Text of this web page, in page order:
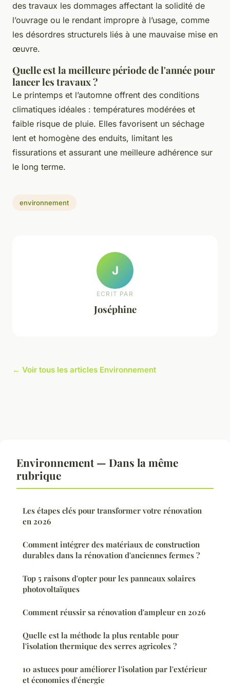
des travaux les dommages affectant la solidité de
l’ouvrage ou le rendant impropre à l’usage, comme
les désordres structurels liés à une mauvaise mise en
œuvre.
Quelle est la meilleure période de l'année pour
lancer les travaux ?
Le printemps et l’automne offrent des conditions
climatiques idéales : températures modérées et
faible risque de pluie. Elles favorisent un séchage
lent et homogène des enduits, limitant les
fissurations et assurant une meilleure adhérence sur
le long terme.
environnement
J
ECRIT PAR
Joséphine
← Voir tous les articles Environnement
Environnement — Dans la même
rubrique
Les étapes clés pour transformer votre rénovation
en 2026
Comment intégrer des matériaux de construction
durables dans la rénovation d'anciennes fermes ?
Top 5 raisons d'opter pour les panneaux solaires
photovoltaïques
Comment réussir sa rénovation d'ampleur en 2026
Quelle est la méthode la plus rentable pour
l'isolation thermique des serres agricoles ?
10 astuces pour améliorer l'isolation par l'extérieur
et économies d'énergie